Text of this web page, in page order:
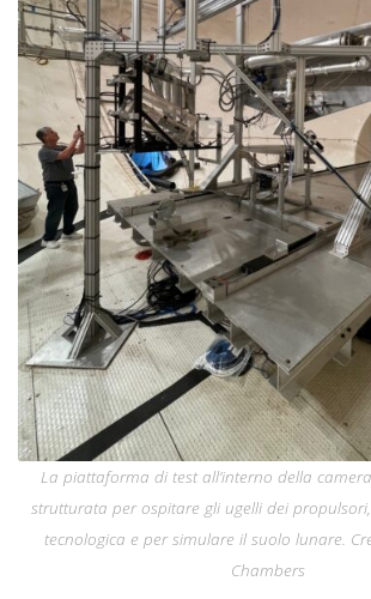
La piattaforma di test all’interno della
strutturata per ospitare gli ugelli dei
tecnologica e per simulare il suolo lunare.
Chambers